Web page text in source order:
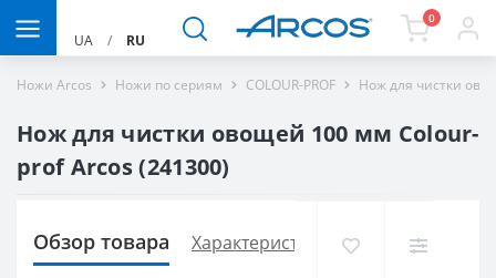
UA / RU
0
Ножи Arcos Ножи по сериям COLOUR-PROF Нож для чистки
Нож для чистки овощей 100 мм Сolour-
prof Arcos (241300)
Обзор товара Характеристики Доставка и